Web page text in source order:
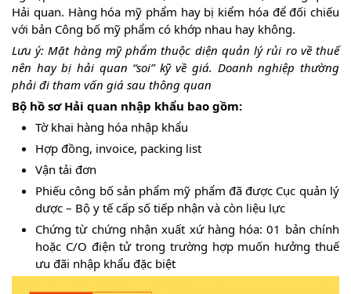
Hải quan. Hàng hóa mỹ phẩm hay bị kiểm hóa để đối chiếu
với bản Công bố mỹ phẩm có khớp nhau hay không.
Lưu ý: Mặt hàng mỹ phẩm thuộc diện quản lý rủi ro về thuế
nên hay bị hải quan “soi” kỹ về giá. Doanh nghiệp thường
phải đi tham vấn giá sau thông quan
Bộ hồ sơ Hải quan nhập khẩu bao gồm:
Tờ khai hàng hóa nhập khẩu
Hợp đồng, invoice, packing list
Vận tải đơn
Phiếu công bố sản phẩm mỹ phẩm đã được Cục quản lý
dược – Bộ y tế cấp số tiếp nhận và còn liệu lực
Chứng từ chứng nhận xuất xứ hàng hóa: 01 bản chính
hoặc C/O điện tử trong trường hợp muốn hưởng thuế
ưu đãi nhập khẩu đặc biệt